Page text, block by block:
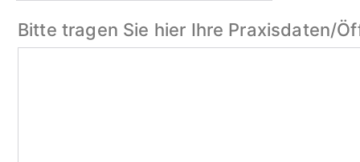
Bitte tragen Sie hier Ihre Praxisdaten/